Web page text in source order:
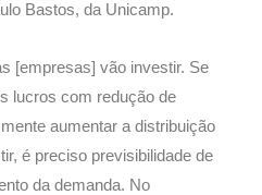
Bastos, da Unicamp.
[empresas] vão investir. Se
lucros com redução de
aumentar a distribuição
é preciso previsibilidade de
da demanda. No